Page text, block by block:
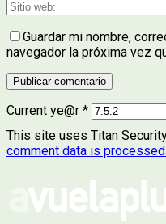
Guardar mi nombre,
navegador la próxima vez
Current ye@r *
This site uses Titan
comment data is processed